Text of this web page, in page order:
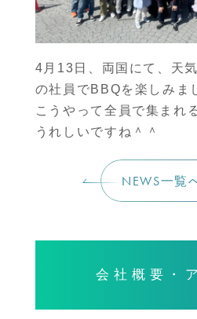
4月13日、両国にて、天
の社員でBBQを楽しみま
こうやって全員で集まれ
うれしいですね＾＾
NEWS一覧
会社概要・